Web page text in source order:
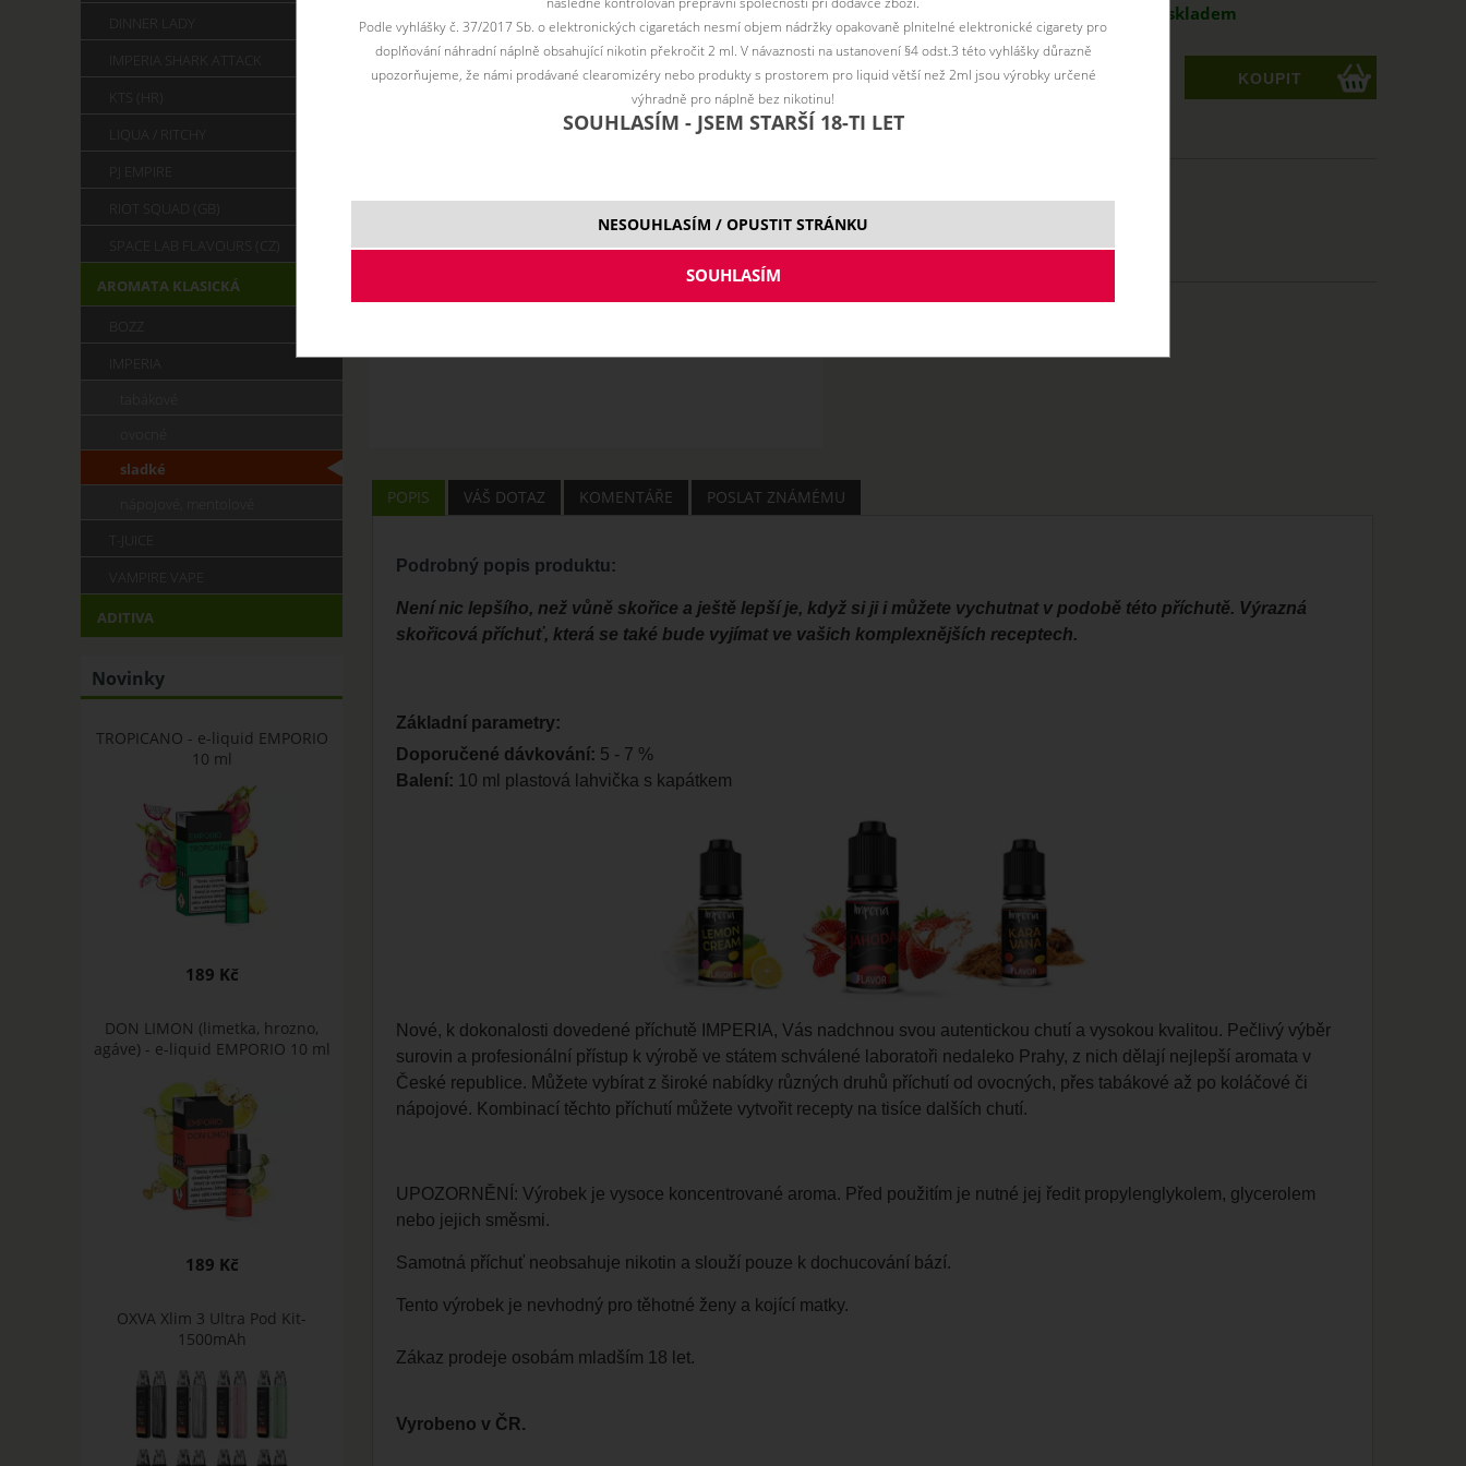
skladem
POPIS VÁŠ DOTAZ KOMENTÁŘE POSLAT ZNÁMÉMU
Podrobný popis produktu:
Není nic lepšího, než vůně skořice a ještě lepší je, když si ji i můžete vychutnat v podobě této příchutě. Výrazná
skořicová příchuť, která se také bude vyjímat ve vašich komplexnějších receptech.
Základní parametry:
Doporučené dávkování: 5 - 7 %
Balení: 10 ml plastová lahvička s kapátkem
Nové, k dokonalosti dovedené příchutě IMPERIA, Vás nadchnou svou autentickou chutí a vysokou kvalitou. Pečlivý výběr
surovin a profesionální přístup k výrobě ve státem schválené laboratoři nedaleko Prahy, z nich dělají nejlepší aromata v
České republice. Můžete vybírat z široké nabídky různých druhů příchutí od ovocných, přes tabákové až po koláčové či
nápojové. Kombinací těchto příchutí můžete vytvořit recepty na tisíce dalších chutí.
UPOZORNĚNÍ: Výrobek je vysoce koncentrované aroma. Před použitím je nutné jej ředit propylenglykolem, glycerolem
nebo jejich směsmi.
Samotná příchuť neobsahuje nikotin a slouží pouze k dochucování bází.
Tento výrobek je nevhodný pro těhotné ženy a kojící matky.
Zákaz prodeje osobám mladším 18 let.
Vyrobeno v ČR.
DINNER LADY
IMPERIA SHARK ATTACK
KTS (HR)
LIQUA / RITCHY
PJ EMPIRE
RIOT SQUAD (GB)
AROMATA KLASICKÁ
IMPERIA
sladké
T-JUICE
VAMPIRE VAPE
ADITIVA
Novinky
TROPICANO - e-liquid EMPORIO
10 ml
189 Kč
DON LIMON (limetka, hrozno,
agáve) - e-liquid EMPORIO 10 ml
189 Kč
OXVA Xlim 3 Ultra Pod Kit-
1500mAh
Podle vyhlášky č. 37/2017 Sb. o elektronických cigaretách nesmí objem nádržky opakovaně plnitelné elektronické cigarety pro
doplňování náhradní náplně obsahující nikotin překročit 2 ml. V návaznosti na ustanovení §4 odst.3 této vyhlášky důrazně
upozorňujeme, že námi prodávané clearomizéry nebo produkty s prostorem pro liquid větší než 2ml jsou výrobky určené
výhradně pro náplně bez nikotinu!
SOUHLASÍM - JSEM STARŠÍ 18-TI LET
NESOUHLASÍM / OPUSTIT STRÁNKU